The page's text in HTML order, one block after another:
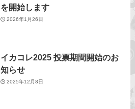
を開始します
2026年1月26日
イカコレ2025 投票期間開始のお
知らせ
2025年12月8日